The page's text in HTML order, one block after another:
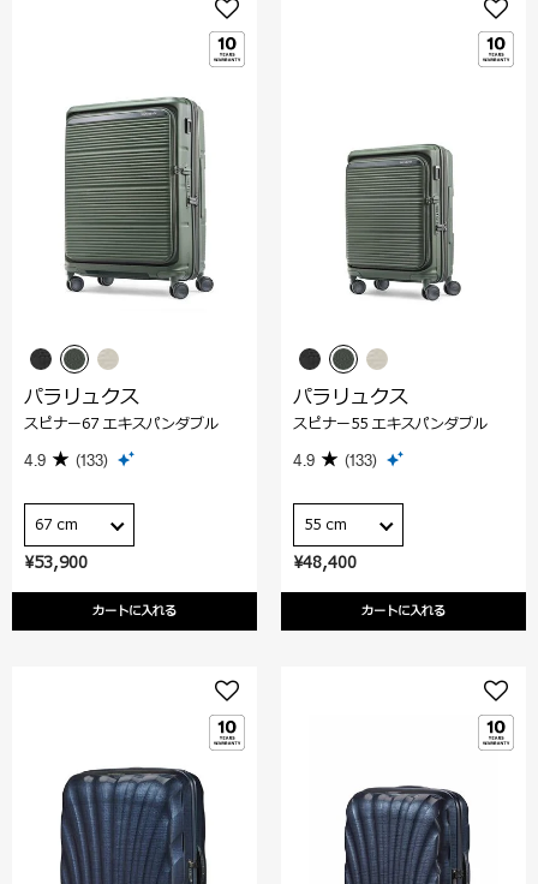
¥53,900
カートに入れる
パラリュクス
スピナー67 エキスパンダブル
4.9 (133)
67 cm
¥48,400
カートに入れる
パラリュクス
スピナー55 エキスパンダブル
4.9 (133)
55 cm